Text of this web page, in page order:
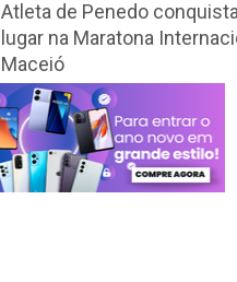
Atleta de Penedo
lugar na Maratona
Maceió